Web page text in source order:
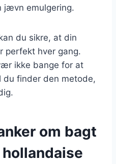
jævn emulgering.
du sikre, at din
perfekt hver gang.
ikke bange for at
du finder den metode,
om bagt